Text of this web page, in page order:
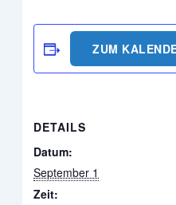
ZUM
DETAILS
Datum:
September 1
Zeit: